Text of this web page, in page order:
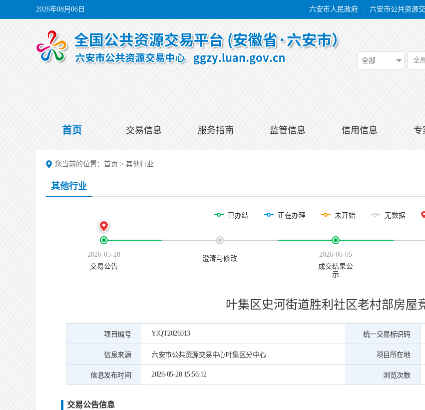
2026年08月06日 六安市人民政府 六安市公共资源
全部 全
首页 交易信息 服务指南 监管信息 信用信息 专
您当前的位置： 首页 > 其他行业
其他行业
已办结 正在办理 未开始 无数据
2026-05-28
交易公告
澄清与修改
2026-06-05
成交结果公
示
叶集区史河街道胜利社区老村部房屋
项目编号 YJQT2026013 统一交易标识码
信息来源 六安市公共资源交易中心叶集区分中心 项目所在地
信息发布时间 2026-05-28 15:56:12 浏览次数
交易公告信息